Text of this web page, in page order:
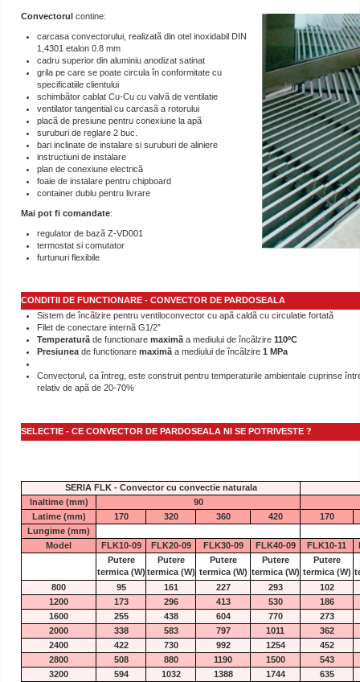
Convectorul contine:
carcasa convectorului, realizatã din otel inoxidabil DIN
1,4301 etalon 0.8 mm
cadru superior din aluminiu anodizat satinat
grila pe care se poate circula în conformitate cu
specificatiile clientului
schimbãtor cablat Cu-Cu cu valvã de ventilatie
ventilator tangential cu carcasã a rotorului
placã de presiune pentru conexiune la apã
suruburi de reglare 2 buc.
bari inclinate de instalare si suruburi de aliniere
instructiuni de instalare
plan de conexiune electricã
foaie de instalare pentru chipboard
container dublu pentru livrare
Mai pot fi comandate:
regulator de bazã Z-VD001
termostat si comutator
furtunuri flexibile
CONDITII DE FUNCTIONARE - CONVECTOR DE PARDOSEALA
Sistem de încãlzire pentru ventiloconvector cu apã caldã cu circulatie fortatã
Filet de conectare internã G1/2”
Temperaturã de functionare maximã a mediului de încãlzire 110ºC
Presiunea de functionare maximã a mediului de încãlzire 1 MPa
Convectorul, ca întreg, este construit pentru temperaturile ambientale cuprinse
relativ de apã de 20-70%
SELECTIE - CE CONVECTOR DE PARDOSEALA NI SE POTRIVESTE ?
SERIA FLK - Convector cu convectie naturala
Inaltime (mm)
90
Latime (mm)
170 320 360 420
170
Lungime (mm)
Model
FLK10-09 FLK20-09 FLK30-09 FLK40-09 FLK10-11
Putere
termica (W)
Putere
termica (W)
Putere
termica (W)
Putere
termica (W)
Putere
termica (W)
800
95 161 227 293
102
1200
173 296 413 530
186
1600
255 438 604 770
273
2000
338 583 797 1011
362
2400
422 730 992 1254
452
2800
508 880 1190 1500
543
3200
594 1032 1388 1744 635